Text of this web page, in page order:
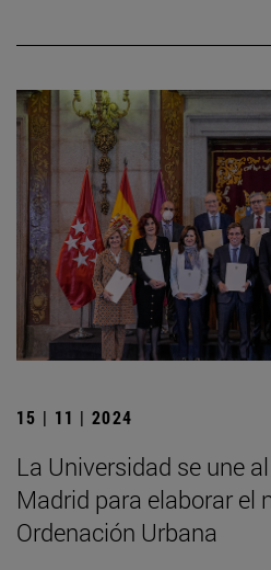
15 | 11 | 2024
La Universidad se une
Madrid para elaborar el
Ordenación Urbana